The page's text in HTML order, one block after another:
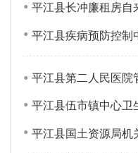
平江县长冲廉租房自来水
平江县疾病预防控制中心建
平江县第二人民医院
平江县伍市镇中心卫
平江县国土资源局机关